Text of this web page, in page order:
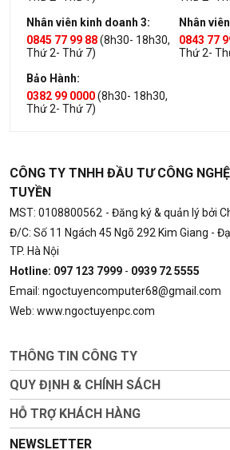
Nhân viên kinh doanh 3:
0845 77 99 88(8h30- 18h30,
Thứ 2- Thứ 7)
Nhân
0843 77
Thứ 2-
Bảo Hành:
0382 99 0000(8h30- 18h30,
Thứ 2- Thứ 7)
CÔNG TY TNHH ĐẦU TƯ CÔNG
TUYỀN
MST: 0108800562 - Đăng ký & quản lý bởi
Đ/C: Số 11 Ngách 45 Ngõ 292 Kim Giang -
TP. Hà Nội
Hotline: 097 123 7999 - 0939 72 5555
Email: ngoctuyencomputer68@gmail.com
Web: www.ngoctuyenpc.com
THÔNG TIN CÔNG TY
QUY ĐỊNH & CHÍNH SÁCH
HỖ TRỢ KHÁCH HÀNG
NEWSLETTER